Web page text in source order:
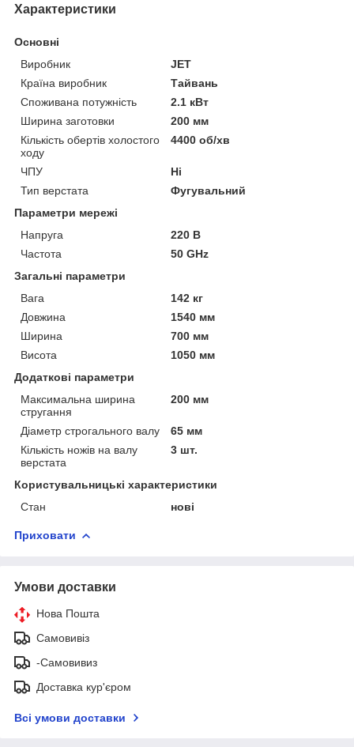
Характеристики
Основні
Виробник
JET
Країна виробник
Тайвань
Споживана потужність
2.1 кВт
Ширина заготовки
200 мм
Кількість обертів холостого
ходу
4400 об/хв
ЧПУ
Ні
Тип верстата
Фугувальний
Параметри мережі
Напруга
220 В
Частота
50 GHz
Загальні параметри
Вага
142 кг
Довжина
1540 мм
Ширина
700 мм
Висота
1050 мм
Додаткові параметри
Максимальна ширина
стругання
200 мм
Діаметр строгального валу
65 мм
Кількість ножів на валу
верстата
3 шт.
Користувальницькі характеристики
Стан
нові
Приховати
Умови доставки
Нова Пошта
Самовивіз
-Самовивиз
Доставка кур'єром
Всі умови доставки